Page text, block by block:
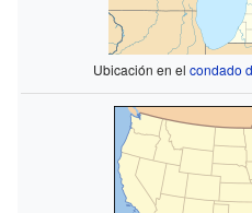
Ubicación en el condado